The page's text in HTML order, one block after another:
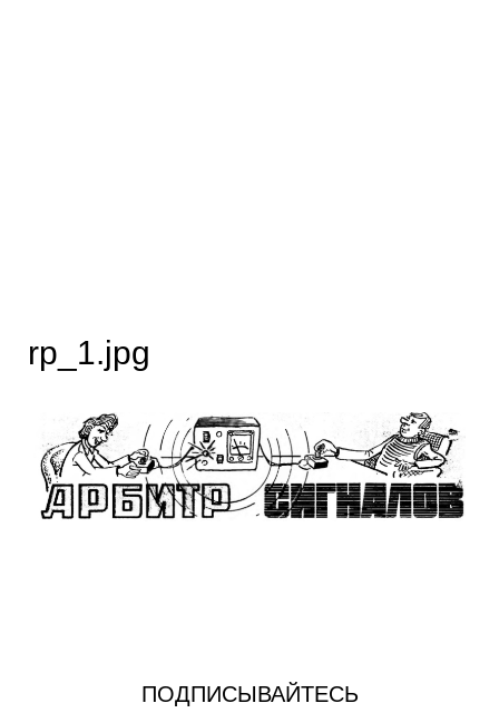
rp_1.jpg
ПОДПИСЫВАЙТЕСЬ